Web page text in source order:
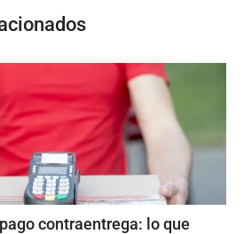
contraentrega: lo que